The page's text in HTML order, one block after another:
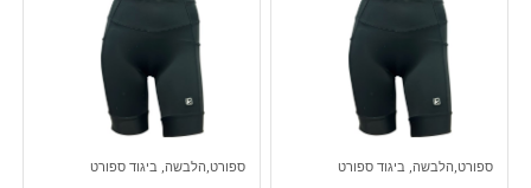
ספורט,הלבשה, ביגוד ספורט ספורט,הלבשה, ביגוד ספורט